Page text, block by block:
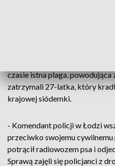
czasie istna plaga,
zatrzymali 27-latka, który
krajowej siódemki.
- Komendant policji w Łodzi
przeciwko swojemu
potrącił radiowozem psa i
Sprawą zajęli się policjanci z